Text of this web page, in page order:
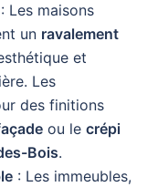
: Les maisons
un ravalement
et
Les
des finitions
ou le crépi
Bois.
: Les immeubles,